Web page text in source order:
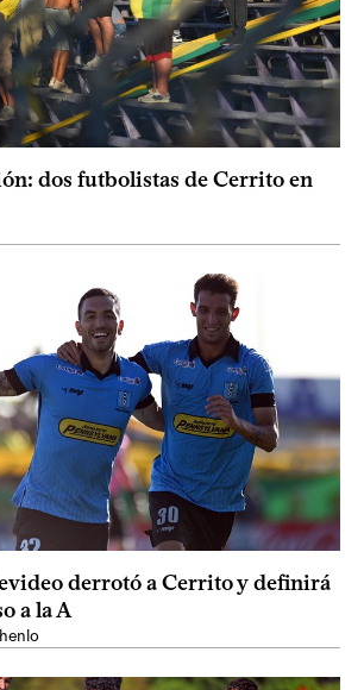
dos futbolistas de Cerrito en
derrotó a Cerrito y definirá
a la A